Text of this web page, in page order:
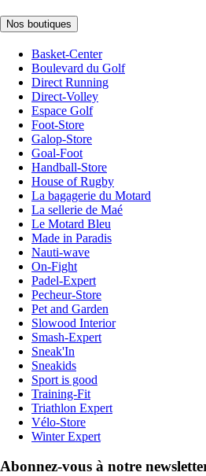
Nos boutiques
Basket-Center
Boulevard du Golf
Direct Running
Direct-Volley
Espace Golf
Foot-Store
Galop-Store
Goal-Foot
Handball-Store
House of Rugby
La bagagerie du Motard
La sellerie de Maé
Le Motard Bleu
Made in Paradis
Nauti-wave
On-Fight
Padel-Expert
Pecheur-Store
Pet and Garden
Slowood Interior
Smash-Expert
Sneak'In
Sneakids
Sport is good
Training-Fit
Triathlon Expert
Vélo-Store
Winter Expert
Abonnez-vous à notre